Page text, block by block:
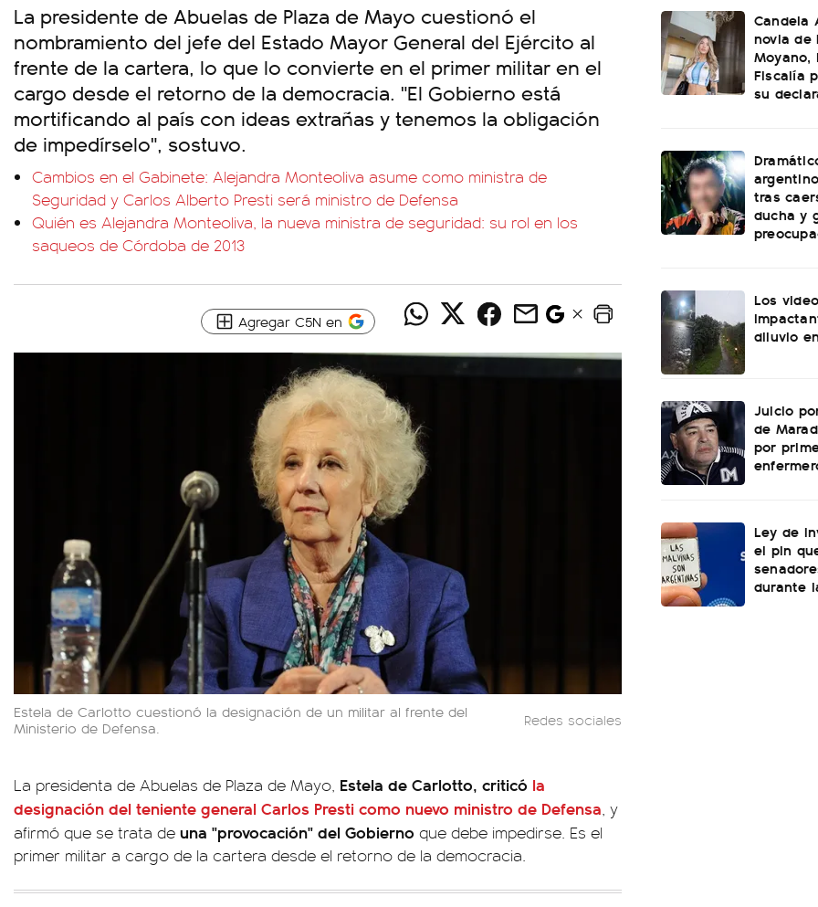
La presidente de Abuelas de Plaza de Mayo cuestionó el
nombramiento del jefe del Estado Mayor General del Ejército al
frente de la cartera, lo que lo convierte en el primer militar en el
cargo desde el retorno de la democracia. "El Gobierno está
mortificando al país con ideas extrañas y tenemos la obligación
de impedírselo", sostuvo.
Cambios en el Gabinete: Alejandra Monteoliva asume como ministra de
Seguridad y Carlos Alberto Presti será ministro de Defensa
Quién es Alejandra Monteoliva, la nueva ministra de seguridad: su rol en los
saqueos de Córdoba de 2013
Agregar C5N en
Estela de Carlotto cuestionó la designación de un militar al frente del
Ministerio de Defensa.
Redes sociales
La presidenta de Abuelas de Plaza de Mayo, Estela de Carlotto, criticó la
designación del teniente general Carlos Presti como nuevo ministro de Defensa, y
afirmó que se trata de una "provocación" del Gobierno que debe impedirse. Es el
primer militar a cargo de la cartera desde el retorno de la democracia.
Candela
novia de
Moyano,
Fiscalía
su
tras
ducha y
Los
diluvio
Juicio
de
por
Ley de
el pin
durante